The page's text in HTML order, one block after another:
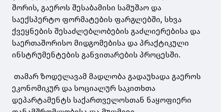
შორის, გაეროს შესაბამისი სამუშაო და
საექსპერტო ფორმატების ფარგლებში, სხვა
ქვეყნების შესაძლებლობების გაძლიერებისა და
საერთაშორისო მიდგომებისა და პრაქტიკული
ინსტრუმენტების განვითარების პროცესში.
თამარ ზოდელავამ მადლობა გადაუხადა გაეროს
ეკონომიკურ და სოციალურ საკითხთა
დეპარტამენტს საქართველოსთან ნაყოფიერი